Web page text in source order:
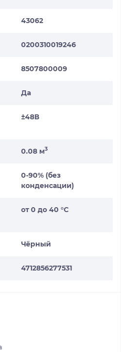
43062
0200310019246
8507800009
Да
±48В
0.08 м3
0-90% (без
конденсации)
от 0 до 40 °С
Чёрный
4712856277531